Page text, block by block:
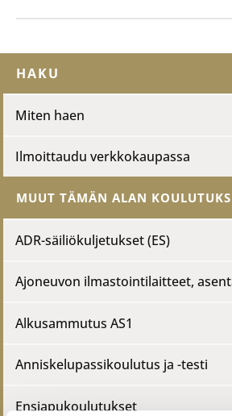
HAKU
Miten haen
Ilmoittaudu verkkokaupassa
MUUT TÄMÄN ALAN
ADR-säiliökuljetukset (ES)
Ajoneuvon ilmastointilaitteet,
Alkusammutus AS1
Anniskelupassikoulutus ja -testi
Ensiapukoulutukset